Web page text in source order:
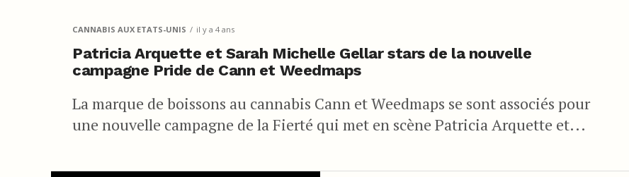
CANNABIS AUX ETATS-UNIS il y a 4 ans
Patricia Arquette et Sarah Michelle Gellar stars de la nouvelle
campagne Pride de Cann et Weedmaps
La marque de boissons au cannabis Cann et Weedmaps se sont associés pour
une nouvelle campagne de la Fierté qui met en scène Patricia Arquette et...